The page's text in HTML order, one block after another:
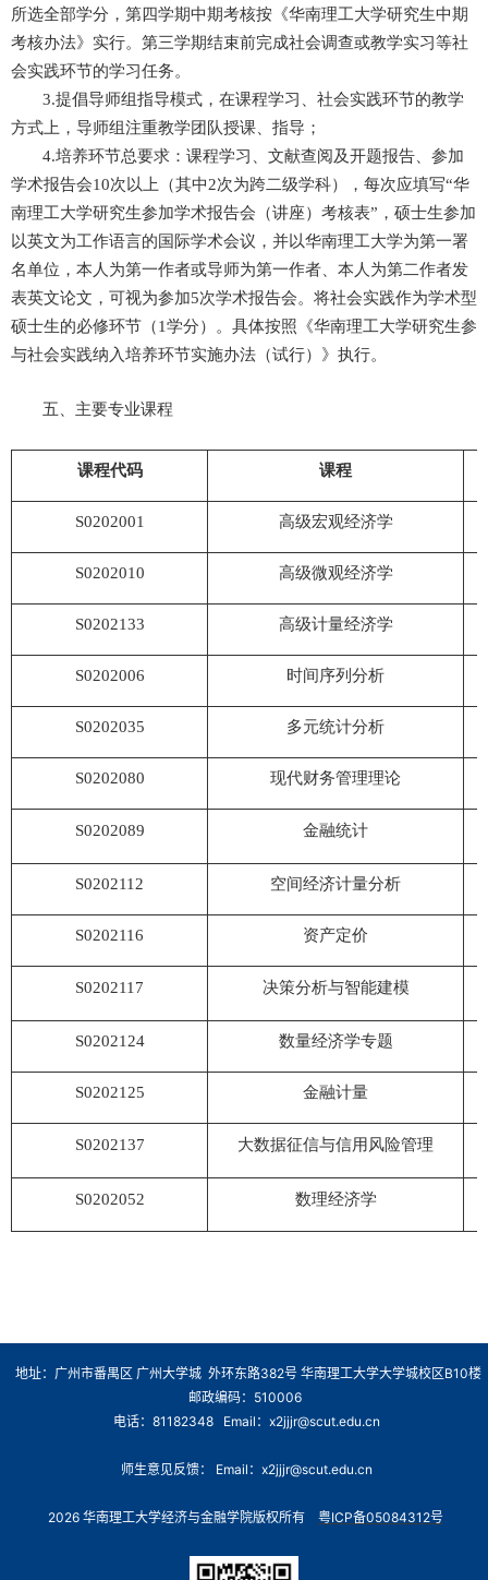
所选全部学分，第四学期中期考核按《华南理工大学研究生中期
考核办法》实行。第三学期结束前完成社会调查或教学实习等社
会实践环节的学习任务。
3.提倡导师组指导模式，在课程学习、社会实践环节的教学
方式上，导师组注重教学团队授课、指导；
4.培养环节总要求：课程学习、文献查阅及开题报告、参加
学术报告会10次以上 （其中2次为跨二级学科），每次应填写“华
南理工大学研究生参加学术报告会（讲座）考核表”，硕士生参加
以英文为工作语言的国际学术会议，并以华南理工大学为第一署
名单位，本人为第一作者或导师为第一作者、本人为第二作者发
表英文论文，可视为参加5次学术报告会。将社会实践作为学术型
硕士生的必修环节（1学分）。具体按照《华南理工大学研究生参
与社会实践纳入培养环节实施办法（试行）》执行。
五、主要专业课程
课程代码 课程
S0202001 高级宏观经济学
S0202010 高级微观经济学
S0202133 高级计量经济学
S0202006 时间序列分析
S0202035 多元统计分析
S0202080 现代财务管理理论
S0202089 金融统计
S0202112 空间经济计量分析
S0202116 资产定价
S0202117 决策分析与智能建模
S0202124 数量经济学专题
S0202125 金融计量
S0202137 大数据征信与信用风险管理
S0202052 数理经济学
地址：广州市番禺区 广州大学城 外环东路382号 华南理工大学大学城校区B10楼
邮政编码：510006
电话：81182348 Email：x2jjjr@scut.edu.cn
师生意见反馈： Email：x2jjjr@scut.edu.cn
2026 华南理工大学经济与金融学院版权所有 粤ICP备05084312号